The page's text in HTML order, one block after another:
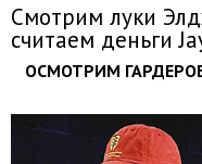
Смотрим луки
считаем деньги
ОСМОТРИМ